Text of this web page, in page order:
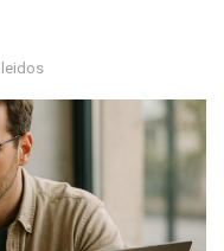
leidos